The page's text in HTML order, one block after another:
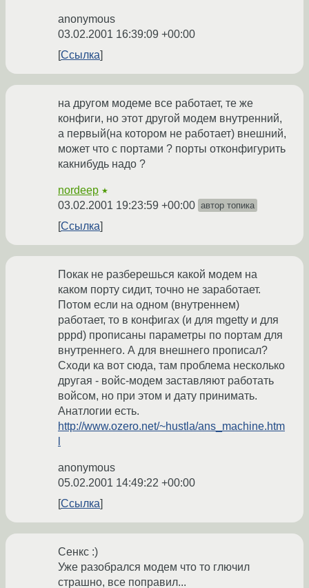
anonymous
03.02.2001 16:39:09 +00:00
Ссылка
на другом модеме все работает, те же
конфиги, но этот другой модем внутренний,
а первый(на котором не работает) внешний,
может что с портами ? порты отконфигурить
какнибудь надо ?
nordeep ★
03.02.2001 19:23:59 +00:00 автор топика
Ссылка
Покак не разберешься какой модем на
каком порту сидит, точно не заработает.
Потом если на одном (внутреннем)
работает, то в конфигах (и для mgetty и для
pppd) прописаны параметры по портам для
внутреннего. А для внешнего прописал?
Сходи ка вот сюда, там проблема несколько
другая - войс-модем заставляют работать
войсом, но при этом и дату принимать.
Анатлогии есть.
http://www.ozero.net/~hustla/ans_machine.htm
anonymous
05.02.2001 14:49:22 +00:00
Ссылка
Сенкс :)
Уже разобрался модем что то глючил
страшно, все поправил...